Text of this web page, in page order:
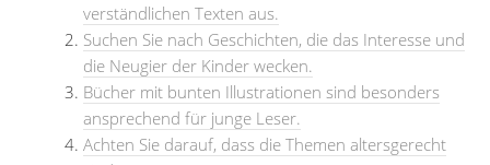
verständlichen Texten aus.
Suchen Sie nach Geschichten, die das Interesse und
die Neugier der Kinder wecken.
Bücher mit bunten Illustrationen sind besonders
ansprechend für junge Leser.
Achten Sie darauf, dass die Themen altersgerecht